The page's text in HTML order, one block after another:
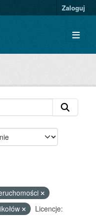
Zaloguj
Licencje: